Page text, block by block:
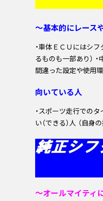
～基本的にレース
・車体ＥＣＵにはシ
るものも一部あり）
間違った設定や使用
向いている人
・スポーツ走行での
い（できる）人 （自
～オールマイティ